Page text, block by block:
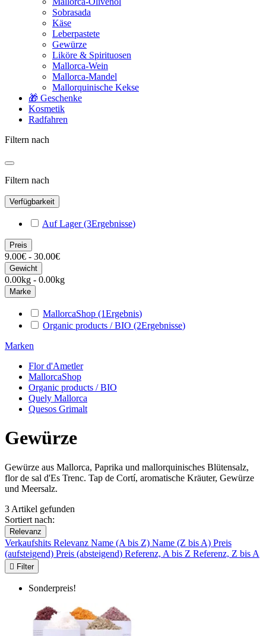
Sobrasada
Käse
Leberpastete
Gewürze
Liköre & Spirituosen
Mallorca-Wein
Mallorca-Mandel
Mallorquinische Kekse
🎁 Geschenke
Kosmetik
Radfahren
Filtern nach
Filtern nach
Verfügbarkeit
Auf Lager(3Ergebnisse)
Preis
9.00€ - 30.00€
Gewicht
0.00kg - 0.00kg
Marke
MallorcaShop (1Ergebnis)
Organic products / BIO (2Ergebnisse)
Marken
Flor d'Ametler
MallorcaShop
Organic products / BIO
Quely Mallorca
Quesos Grimalt
Gewürze
Gewürze aus Mallorca, Paprika und mallorquinisches Blütensalz,
flor de sal d'Es Trenc. Tap de Cortí, aromatische Kräuter, Gewürze
und Meersalz.
3 Artikel gefunden
Sortiert nach:
Relevanz
Verkaufshits Relevanz Name (A bis Z) Name (Z bis A) Preis
(aufsteigend) Preis (absteigend) Referenz, A bis Z Referenz, Z bis A
 Filter
Sonderpreis!